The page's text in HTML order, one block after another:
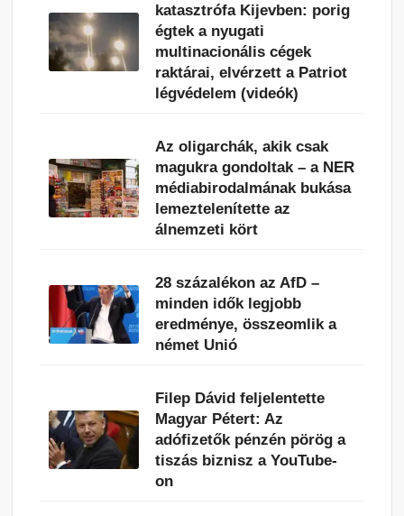
katasztrófa Kijevben: porig
égtek a nyugati
multinacionális cégek
raktárai, elvérzett a Patriot
légvédelem (videók)
Az oligarchák, akik csak
magukra gondoltak – a NER
médiabirodalmának bukása
lemeztelenítette az
álnemzeti kört
28 százalékon az AfD –
minden idők legjobb
eredménye, összeomlik a
német Unió
Filep Dávid feljelentette
Magyar Pétert: Az
adófizetők pénzén pörög a
tiszás biznisz a YouTube-
on